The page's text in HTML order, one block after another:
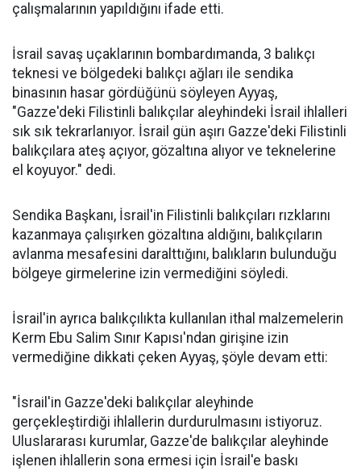
çalışmalarının yapıldığını ifade etti.
İsrail savaş uçaklarının bombardımanda, 3 balıkçı
teknesi ve bölgedeki balıkçı ağları ile sendika
binasının hasar gördüğünü söyleyen Ayyaş,
"Gazze'deki Filistinli balıkçılar aleyhindeki İsrail ihlalleri
sık sık tekrarlanıyor. İsrail gün aşırı Gazze'deki Filistinli
balıkçılara ateş açıyor, gözaltına alıyor ve teknelerine
el koyuyor." dedi.
Sendika Başkanı, İsrail'in Filistinli balıkçıları rızklarını
kazanmaya çalışırken gözaltına aldığını, balıkçıların
avlanma mesafesini daralttığını, balıkların bulunduğu
bölgeye girmelerine izin vermediğini söyledi.
İsrail'in ayrıca balıkçılıkta kullanılan ithal malzemelerin
Kerm Ebu Salim Sınır Kapısı'ndan girişine izin
vermediğine dikkati çeken Ayyaş, şöyle devam etti:
"İsrail'in Gazze'deki balıkçılar aleyhinde
gerçekleştirdiği ihlallerin durdurulmasını istiyoruz.
Uluslararası kurumlar, Gazze'de balıkçılar aleyhinde
işlenen ihlallerin sona ermesi için İsrail'e baskı